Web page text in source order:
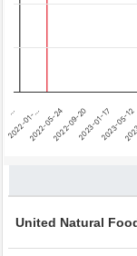
…
2022-01-…2022-05-242022-09-202023-01-172023-05-12
United Natural